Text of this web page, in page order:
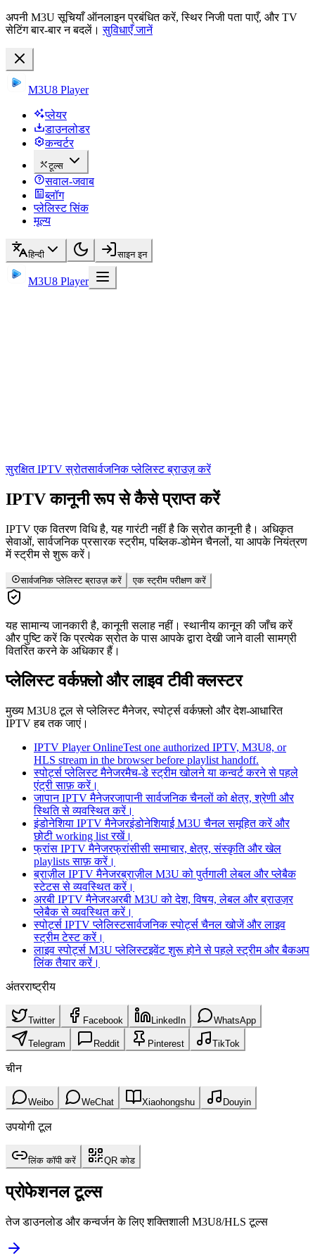
अपनी M3U सूचियाँ ऑनलाइन प्रबंधित करें, स्थिर निजी पता पाएँ, और TV
सेटिंग बार-बार न बदलें। सुविधाएँ जानें
M3U8 Player
प्लेयर
डाउनलोडर
कन्वर्टर
टूल्स
सवाल-जवाब
ब्लॉग
प्लेलिस्ट सिंक
मूल्य
हिन्दी साइन इन
M3U8 Player
सुरक्षित IPTV स्रोतसार्वजनिक प्लेलिस्ट ब्राउज़ करें
IPTVकानूनी रूप से कैसे प्राप्त करें
IPTV एक वितरण विधि है, यह गारंटी नहीं है कि स्रोत कानूनी है। अधिकृत
सेवाओं, सार्वजनिक प्रसारक स्ट्रीम, पब्लिक-डोमेन चैनलों, या आपके नियंत्रण
में स्ट्रीम से शुरू करें।
सार्वजनिक प्लेलिस्ट ब्राउज़ करें एक स्ट्रीम परीक्षण करें
यह सामान्य जानकारी है, कानूनी सलाह नहीं। स्थानीय कानून की जाँच करें
और पुष्टि करें कि प्रत्येक स्रोत के पास आपके द्वारा देखी जाने वाली सामग्री
वितरित करने के अधिकार हैं।
प्लेलिस्ट वर्कफ़्लो और लाइव टीवी क्लस्टर
मुख्य M3U8 टूल से प्लेलिस्ट मैनेजर, स्पोर्ट्स वर्कफ़्लो और देश-आधारित
IPTV हब तक जाएं।
IPTV Player OnlineTest one authorized IPTV, M3U8, or
HLS stream in the browser before playlist handoff.
स्पोर्ट्स प्लेलिस्ट मैनेजरमैच-डे स्ट्रीम खोलने या कन्वर्ट करने से पहले
एंट्री साफ़ करें।
जापान IPTV मैनेजरजापानी सार्वजनिक चैनलों को क्षेत्र, श्रेणी और
स्थिति से व्यवस्थित करें।
इंडोनेशिया IPTV मैनेजरइंडोनेशियाई M3U चैनल समूहित करें और
छोटी working list रखें।
फ्रांस IPTV मैनेजरफ्रांसीसी समाचार, क्षेत्र, संस्कृति और खेल
playlists साफ़ करें।
ब्राज़ील IPTV मैनेजरब्राज़ील M3U को पुर्तगाली लेबल और प्लेबैक
स्टेटस से व्यवस्थित करें।
अरबी IPTV मैनेजरअरबी M3U को देश, विषय, लेबल और ब्राउज़र
प्लेबैक से व्यवस्थित करें।
स्पोर्ट्स IPTV प्लेलिस्टसार्वजनिक स्पोर्ट्स चैनल खोजें और लाइव
स्ट्रीम टेस्ट करें।
लाइव स्पोर्ट्स M3U प्लेलिस्टइवेंट शुरू होने से पहले स्ट्रीम और बैकअप
लिंक तैयार करें।
अंतरराष्ट्रीय
Twitter Facebook LinkedIn WhatsApp
Telegram Reddit Pinterest TikTok
चीन
Weibo WeChat Xiaohongshu Douyin
उपयोगी टूल
लिंक कॉपी करें QR कोड
प्रोफेशनल टूल्स
तेज डाउनलोड और कन्वर्जन के लिए शक्तिशाली M3U8/HLS टूल्स